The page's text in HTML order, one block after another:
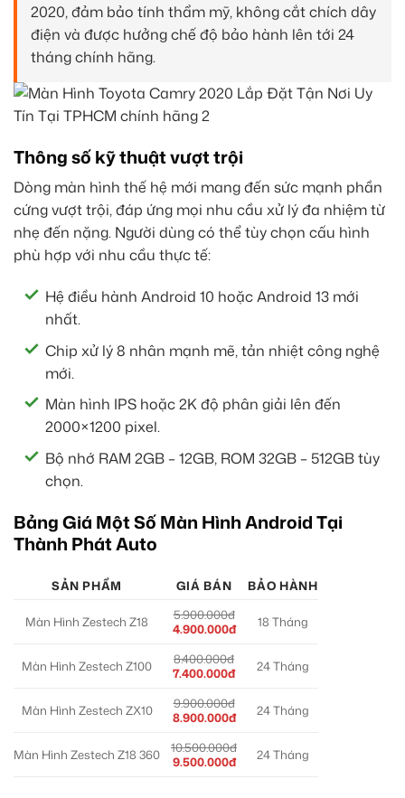
2020, đảm bảo tính thẩm mỹ, không cắt chích dây
điện và được hưởng chế độ bảo hành lên tới 24
tháng chính hãng.
Thông số kỹ thuật vượt trội
Dòng màn hình thế hệ mới mang đến sức mạnh phần
cứng vượt trội, đáp ứng mọi nhu cầu xử lý đa nhiệm từ
nhẹ đến nặng. Người dùng có thể tùy chọn cấu hình
phù hợp với nhu cầu thực tế:
Hệ điều hành Android 10 hoặc Android 13 mới
nhất.
Chip xử lý 8 nhân mạnh mẽ, tản nhiệt công nghệ
mới.
Màn hình IPS hoặc 2K độ phân giải lên đến
2000×1200 pixel.
Bộ nhớ RAM 2GB – 12GB, ROM 32GB – 512GB tùy
chọn.
Bảng Giá Một Số Màn Hình Android Tại
Thành Phát Auto
SẢN PHẨM GIÁ BÁN BẢO HÀNH
Màn Hình Zestech Z18
5.900.000đ
4.900.000đ
18 Tháng
Màn Hình Zestech Z100
8.400.000đ
7.400.000đ
24 Tháng
Màn Hình Zestech ZX10
9.900.000đ
8.900.000đ
24 Tháng
Màn Hình Zestech Z18 360
10.500.000đ
9.500.000đ
24 Tháng